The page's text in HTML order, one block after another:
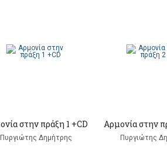
στην πράξη 1 +CD
Πυργιώτης Δημήτρης
Αρμονία στην
Πυργιώτης